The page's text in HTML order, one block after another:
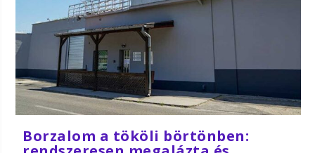
Borzalom a tököli börtönben: